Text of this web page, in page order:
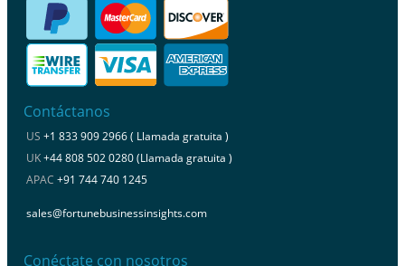
Contáctanos
US +1 833 909 2966 ( Llamada gratuita )
UK+44 808 502 0280 (Llamada gratuita )
APAC +91 744 740 1245
sales@fortunebusinessinsights.com
Conéctate con nosotros